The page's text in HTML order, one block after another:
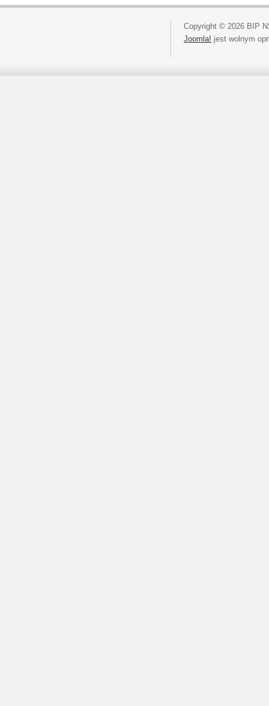
Copyright © 2026 BIP
Joomla! jest wolnym